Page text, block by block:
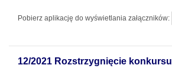
Pobierz aplikację do wyświetlania załączników:
12/2021 Rozstrzygnięcie konkursu